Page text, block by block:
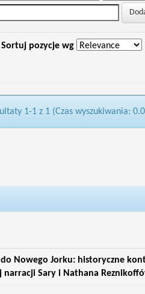
Sortuj pozycje wg
1-1 z 1 (Czas wyszukiwania:
Nowego Jorku: historyczne
narracji Sary i Nathana